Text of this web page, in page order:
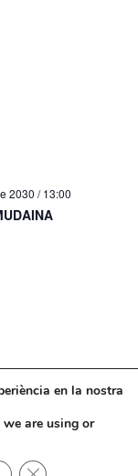
2030 / 13:00
en la nostra
are using or
Tanca el bàner de